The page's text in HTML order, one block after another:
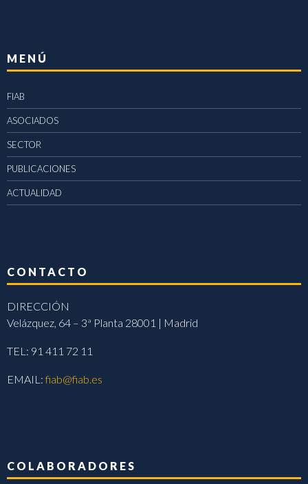
MENÚ
FIAB
ASOCIADOS
SECTOR
PUBLICACIONES
ACTUALIDAD
CONTACTO
DIRECCIÓN
Velázquez, 64 – 3ª Planta 28001 | Madrid
TEL: 91 411 72 11
EMAIL:fiab@fiab.es
COLABORADORES